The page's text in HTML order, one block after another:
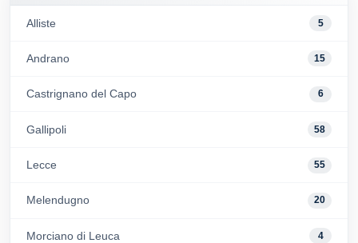
Alliste 5
Andrano 15
Castrignano del Capo 6
Gallipoli 58
Lecce 55
Melendugno 20
Morciano di Leuca 4